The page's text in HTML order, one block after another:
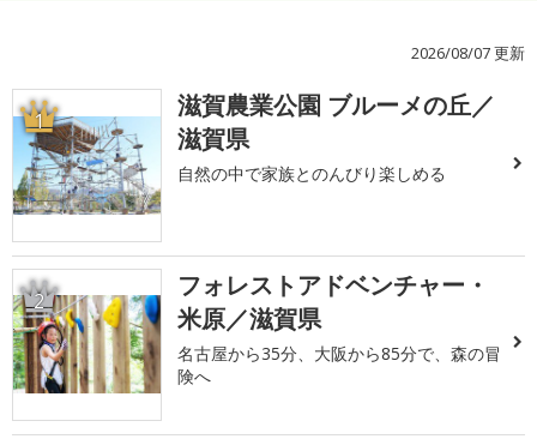
2026/08/07 更新
1
滋賀農業公園 ブルーメの丘／
滋賀県
自然の中で家族とのんびり楽しめる
2
フォレストアドベンチャー・
米原／滋賀県
名古屋から35分、大阪から85分で、森の冒
険へ